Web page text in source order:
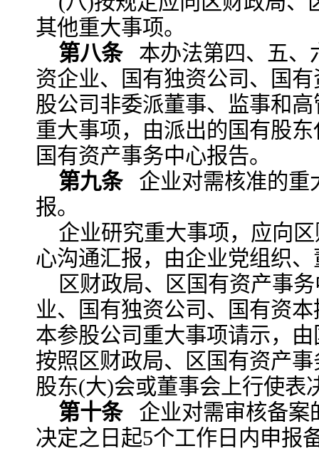
其他重大事项。
第八条本办法第四、五、
资企业、国有独资公司、国
股公司非委派董事、监事和
重大事项，由派出的国有股
国有资产事务中心报告。
第九条企业对需核准的重
报。
企业研究重大事项，应向
心沟通汇报，由企业党组织
区财政局、区国有资产事
业、国有独资公司、国有资
本参股公司重大事项请示，
按照区财政局、区国有资产
股东(大)会或董事会上行使表
第十条企业对需审核备案
决定之日起5个工作日内申报